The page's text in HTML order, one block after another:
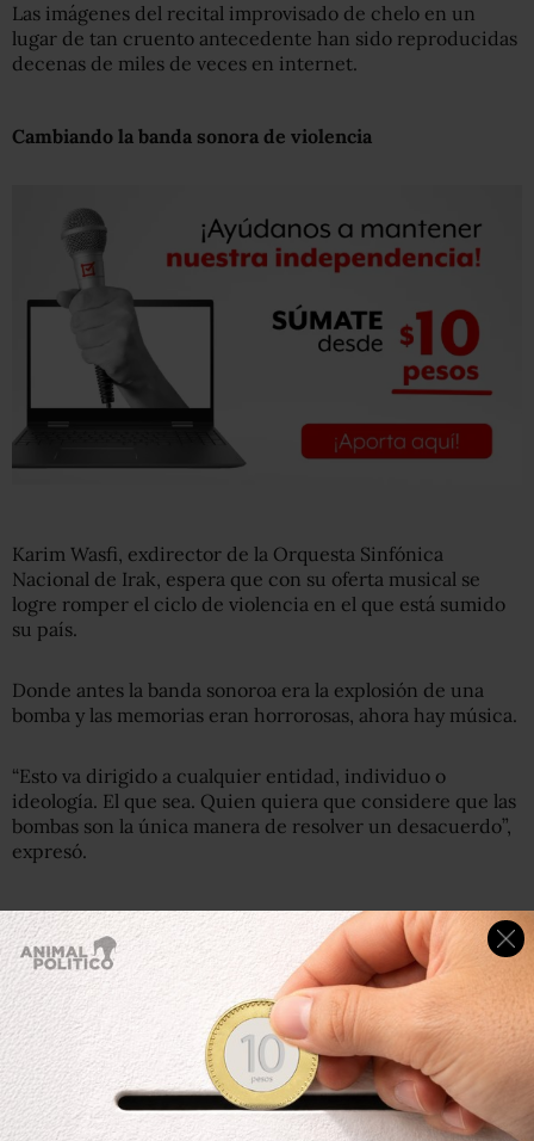
Las imágenes del recital improvisado de chelo en un
lugar de tan cruento antecedente han sido reproducidas
decenas de miles de veces en internet.
Cambiando la banda sonora de violencia
Karim Wasfi, exdirector de la Orquesta Sinfónica
Nacional de Irak, espera que con su oferta musical se
logre romper el ciclo de violencia en el que está sumido
su país.
Donde antes la banda sonoroa era la explosión de una
bomba y las memorias eran horrorosas, ahora hay música.
“Esto va dirigido a cualquier entidad, individuo o
ideología. El que sea. Quien quiera que considere que las
bombas son la única manera de resolver un desacuerdo”,
expresó.